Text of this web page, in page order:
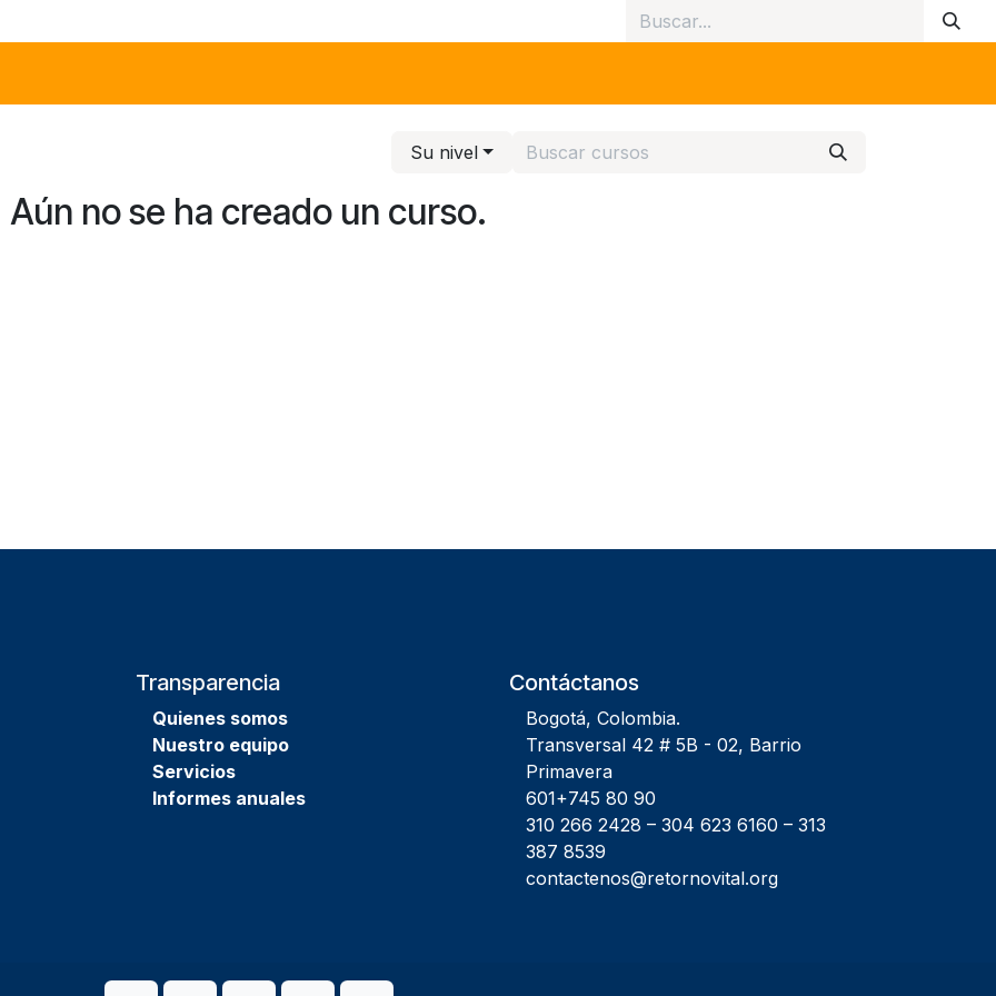
Su nivel
Aún no se ha creado un curso.
Transparencia
Quienes somos
Nuestro equipo
Servicios
Informes anuales
Contáctanos
Bogotá, Colombia.
Transversal 42 # 5B - 02, Barrio
Primavera
601+745 80 90
310 266 2428 – 304 623 6160 – 313
387 8539
contactenos@retornovital.org